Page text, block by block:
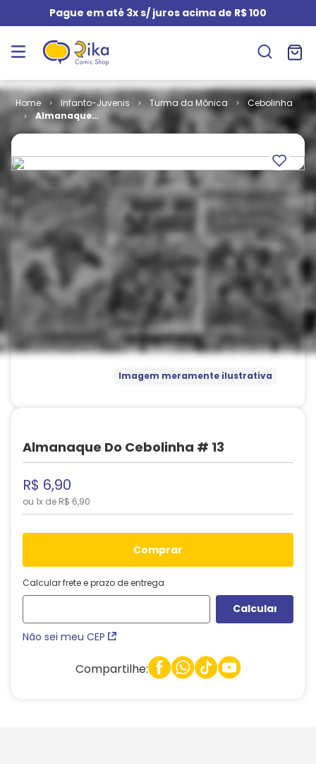
Pague em até 3x s/ juros acima de R$ 100
Infanto-Juvenis Turma da Mônica
Cebolinha
Almanaque
do Cebolinha
Imagem meramente ilustrativa
Almanaque Do Cebolinha # 13
R$ 6,90
ou 1x de R$ 6,90
comprar
Calcular frete e prazo de entrega
Não sei meu CEP
Compartilhe: